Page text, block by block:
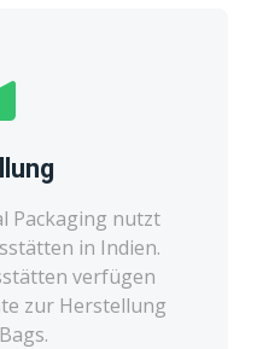
Packaging nutzt
in Indien.
verfügen
zur Herstellung